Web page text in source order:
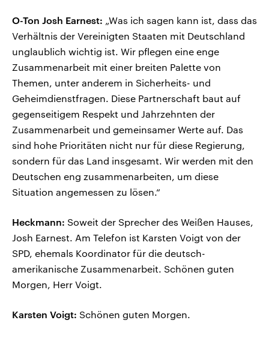
O-Ton Josh Earnest: „Was ich sagen kann ist, dass das
Verhältnis der Vereinigten Staaten mit Deutschland
unglaublich wichtig ist. Wir pflegen eine enge
Zusammenarbeit mit einer breiten Palette von
Themen, unter anderem in Sicherheits- und
Geheimdienstfragen. Diese Partnerschaft baut auf
gegenseitigem Respekt und Jahrzehnten der
Zusammenarbeit und gemeinsamer Werte auf. Das
sind hohe Prioritäten nicht nur für diese Regierung,
sondern für das Land insgesamt. Wir werden mit den
Deutschen eng zusammenarbeiten, um diese
Situation angemessen zu lösen.“
Heckmann: Soweit der Sprecher des Weißen Hauses,
Josh Earnest. Am Telefon ist Karsten Voigt von der
SPD, ehemals Koordinator für die deutsch-
amerikanische Zusammenarbeit. Schönen guten
Morgen, Herr Voigt.
Karsten Voigt: Schönen guten Morgen.